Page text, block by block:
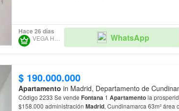
Hace 26 días
VEGA HOUSES WhatsApp
$ 190.000.000
Apartamento in Madrid, Departamento de
Código 2233 Se vende Fontana 1 Apartamentola prosperidad $190.000.000
$158.000 administración Madrid
, Cundinamarca